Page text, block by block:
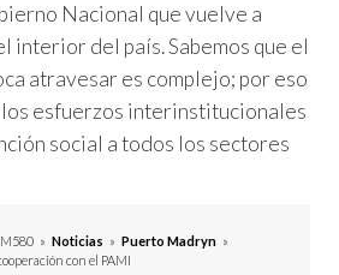
Nacional que vuelve a
interior del país. Sabemos que el
atravesar es complejo; por eso
esfuerzos interinstitucionales
social a todos los sectores
» Noticias » Puerto Madryn »
con el PAMI